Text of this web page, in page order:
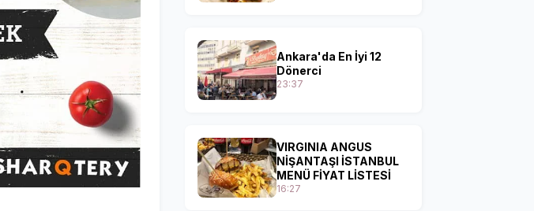
Ankara'da En İyi 12
Dönerci
23:37
VIRGINIA ANGUS
NİŞANTAŞI İSTANBUL
MENÜ FİYAT LİSTESİ
16:27